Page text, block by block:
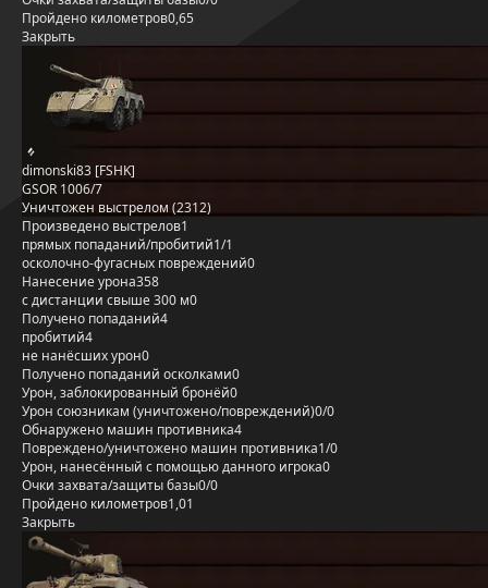
Пройдено километров0,65
Закрыть
dimonski83 [FSHK]
GSOR 1006/7
Уничтожен выстрелом (2312)
Произведено выстрелов1
прямых попаданий/пробитий1/1
осколочно-фугасных повреждений0
Нанесение урона358
с дистанции свыше 300 м0
Получено попаданий4
пробитий4
не нанёсших урон0
Получено попаданий осколками0
Урон, заблокированный бронёй0
Урон союзникам (уничтожено/повреждений)0/0
Обнаружено машин противника4
Повреждено/уничтожено машин противника1/0
Урон, нанесённый с помощью данного игрока0
Очки захвата/защиты базы0/0
Пройдено километров1,01
Закрыть